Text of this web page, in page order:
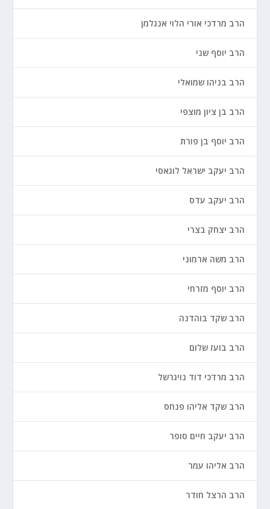
הרב מרדכי אורי הלוי אנגלמן
הרב יוסף שני
הרב בניהו שמואלי
הרב בן ציון מוצפי
הרב יוסף בן פורת
הרב יעקב ישראל לוגאסי
הרב יעקב עדס
הרב יצחק בצרי
הרב משה ארמוני
הרב יוסף מזרחי
הרב שקד בוהדנה
הרב בועז שלום
הרב מרדכי דוד נויגרשל
הרב שקד אליהו פנחס
הרב יעקב חיים סופר
הרב אליהו עמר
הרב הרצל חודר